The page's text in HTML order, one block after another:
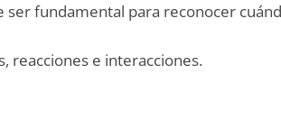
fundamental para reconocer
reacciones e interacciones.